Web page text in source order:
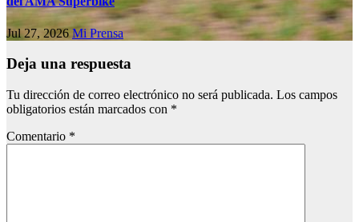
Jul 27, 2026Mi Prensa
Deja una respuesta
Tu dirección de correo electrónico no será publicada. Los campos
obligatorios están marcados con *
Comentario *